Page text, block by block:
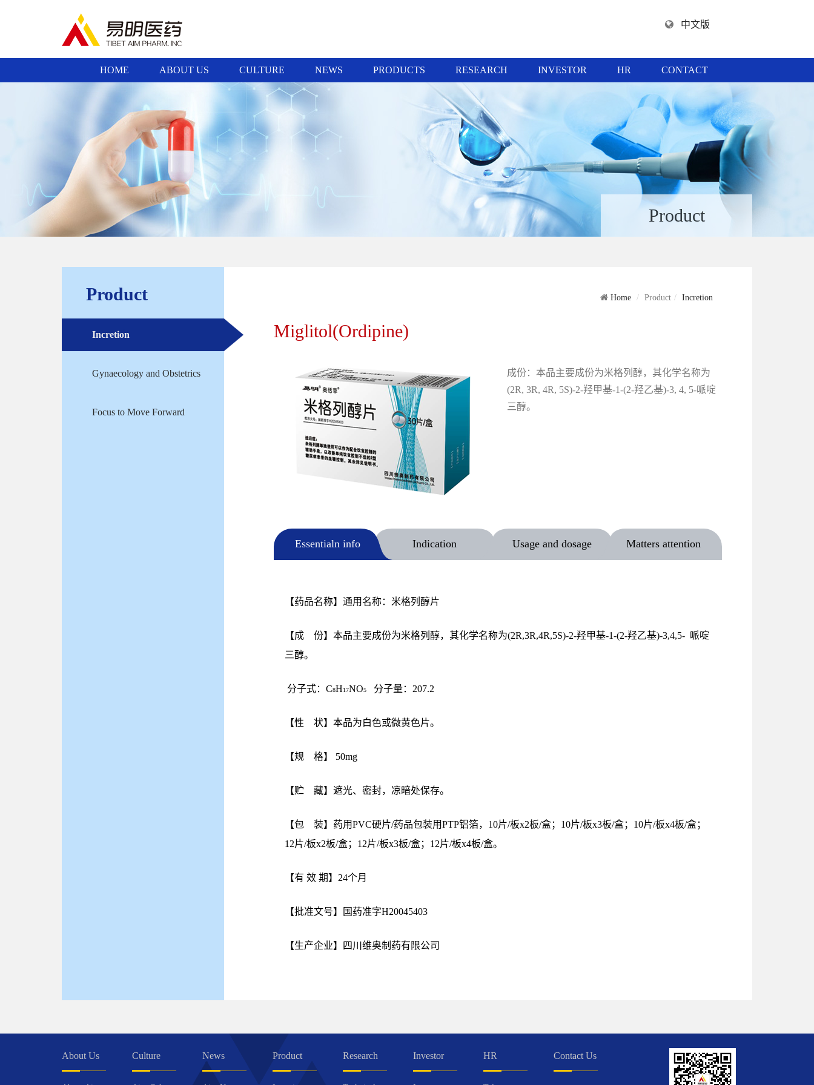
中文版
HOME ABOUT US CULTURE NEWS PRODUCTS RESEARCH INVESTOR HR CONTACT
Product
Product
Incretion
Gynaecology and Obstetrics
Focus to Move Forward
Home Product Incretion
Miglitol(Ordipine)
成份：本品主要成份为米格列醇，其化学名称为
(2R, 3R, 4R, 5S)-2-羟甲基-1-(2-羟乙基)-3, 4, 5-哌啶
三醇。
Essentialn info Indication Usage and dosage Matters attention
【药品名称】通用名称：米格列醇片
【成 份】本品主要成份为米格列醇，其化学名称为(2R,3R,4R,5S)-2-羟甲基-1-(2-羟乙基)-3,4,5- 哌啶
三醇。
分子式：C8H17NO5分子量：207.2
【性 状】本品为白色或微黄色片。
【规 格】 50mg
【贮 藏】遮光、密封，凉暗处保存。
【包 装】药用PVC硬片/药品包装用PTP铝箔，10片/板x2板/盒；10片/板x3板/盒；10片/板x4板/盒；
12片/板x2板/盒；12片/板x3板/盒；12片/板x4板/盒。
【有 效 期】24个月
【批准文号】国药准字H20045403
【生产企业】四川维奥制药有限公司
About Us Culture News Product Research Investor HR Contact Us